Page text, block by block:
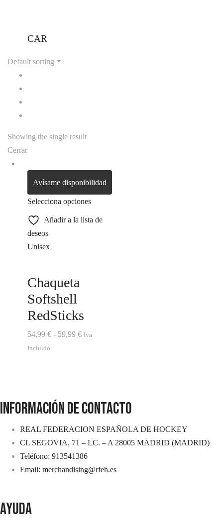
CAR
Default sorting
Showing the single result
Cerrar
Avísame disponibilidad
Selecciona opciones
Añadir a la lista de
deseos
Unisex
Chaqueta
Softshell
RedSticks
54,99 € - 59,99 €Rango
hasta
59,99 €
Iva
Incluido
INFORMACIÓN DE CONTACTO
REAL FEDERACION ESPAÑOLA DE HOCKEY
CL SEGOVIA, 71 – LC. – A 28005 MADRID (MADRID)
Teléfono: 913541386
Email: merchandising@rfeh.es
AYUDA